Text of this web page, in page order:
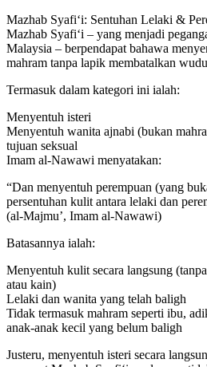
Mazhab Syafi‘i: Sentuhan Lelaki &
Mazhab Syafi‘i – yang menjadi
Malaysia – berpendapat bahawa
mahram tanpa lapik membatalkan
Termasuk dalam kategori ini ialah:
Menyentuh isteri
Menyentuh wanita ajnabi (bukan
tujuan seksual
Imam al-Nawawi menyatakan:
“Dan menyentuh perempuan (yang
persentuhan kulit antara lelaki dan
(al-Majmu’, Imam al-Nawawi)
Batasannya ialah:
Menyentuh kulit secara langsung
atau kain)
Lelaki dan wanita yang telah baligh
Tidak termasuk mahram seperti ibu,
anak-anak kecil yang belum baligh
Justeru, menyentuh isteri secara